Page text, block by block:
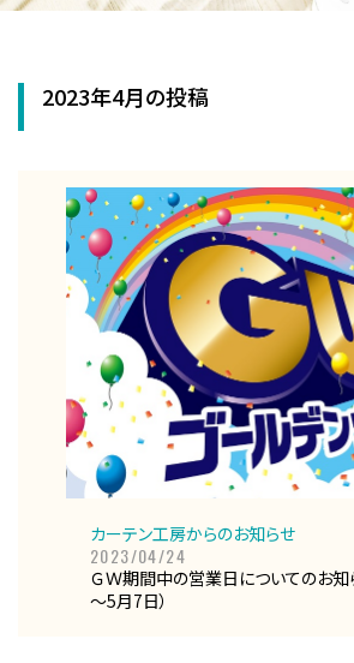
2023年4月の投稿
カーテン工房からのお知らせ
2023/04/24
ＧＷ期間中の営業日についてのお知
～5月7日）